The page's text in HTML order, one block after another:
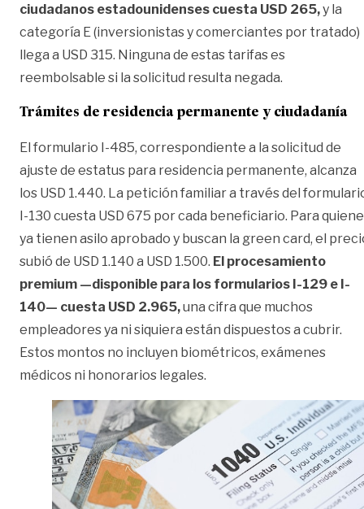
ciudadanos estadounidenses cuesta USD 265,y la
categoría E (inversionistas y comerciantes por tratado)
llega a USD 315. Ninguna de estas tarifas es
reembolsable si la solicitud resulta negada.
Trámites de residencia permanente y ciudadanía
El formulario I-485, correspondiente a la solicitud de
ajuste de estatus para residencia permanente, alcanza
los USD 1.440. La petición familiar a través del
I-130 cuesta USD 675 por cada beneficiario. Para
ya tienen asilo aprobado y buscan la green card, el
subió de USD 1.140 a USD 1.500. El procesamiento
premium —disponible para los formularios I-129 e I-
140— cuesta USD 2.965,una cifra que muchos
empleadores ya ni siquiera están dispuestos a cubrir.
Estos montos no incluyen biométricos, exámenes
médicos ni honorarios legales.